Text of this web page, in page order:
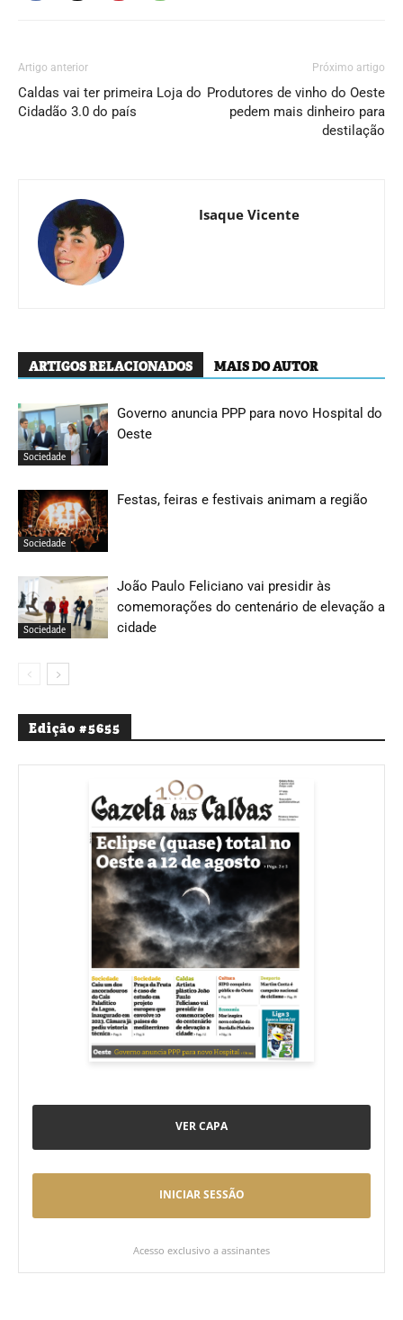
Artigo anterior
Caldas vai ter primeira Loja do
Cidadão 3.0 do país
Próximo artigo
Produtores de vinho do Oeste
pedem mais dinheiro para
destilação
Isaque Vicente
ARTIGOS RELACIONADOS MAIS DO AUTOR
Sociedade
Governo anuncia PPP para novo Hospital do
Oeste
Sociedade
Festas, feiras e festivais animam a região
Sociedade
João Paulo Feliciano vai presidir às
comemorações do centenário de elevação a
cidade
Edição #5655
VER CAPA
INICIAR SESSÃO
Acesso exclusivo a assinantes